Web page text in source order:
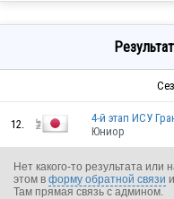
12.
4-й этап ИСУ
Юниор
Нет какого-то результата
этом в форму обратной связи
Там прямая связь с админом.